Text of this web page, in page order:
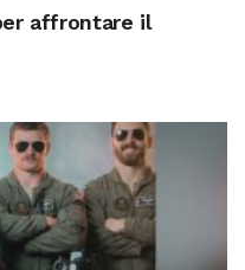
affrontare il